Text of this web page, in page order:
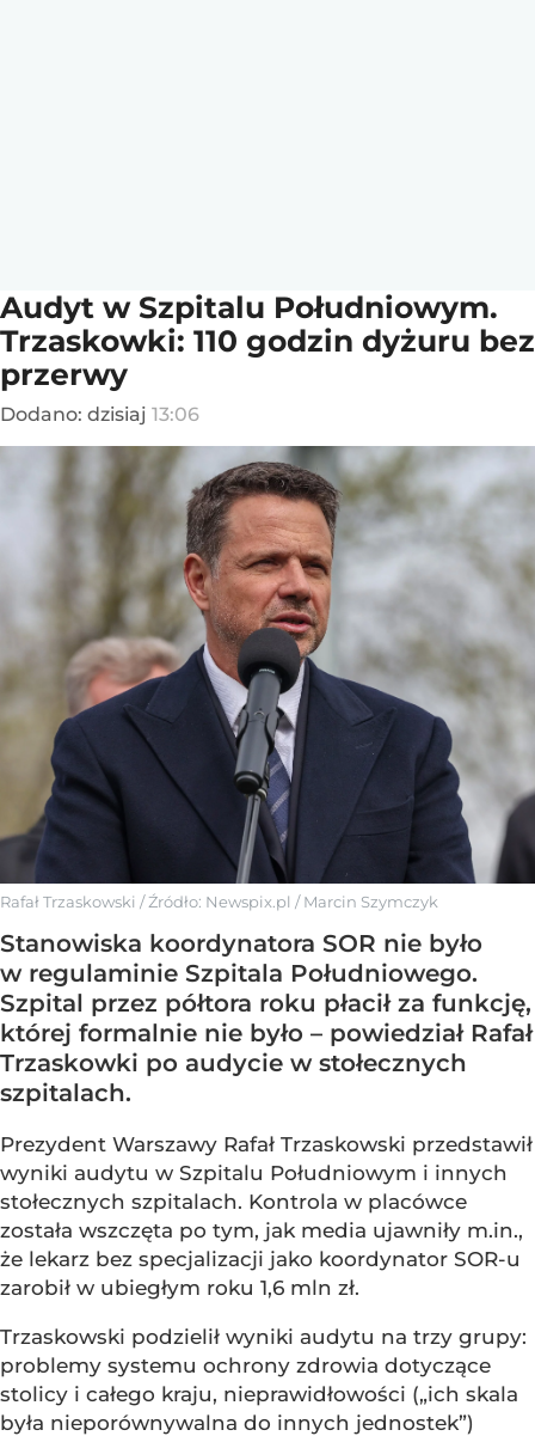
Audyt w Szpitalu Południowym.
Trzaskowki: 110 godzin dyżuru bez
przerwy
Dodano: dzisiaj 13:06
Rafał Trzaskowski / Źródło: Newspix.pl /Marcin Szymczyk
Stanowiska koordynatora SOR nie było
w regulaminie Szpitala Południowego.
Szpital przez półtora roku płacił za funkcję,
której formalnie nie było – powiedział Rafał
Trzaskowki po audycie w stołecznych
szpitalach.
Prezydent Warszawy Rafał Trzaskowski przedstawił
wyniki audytu w Szpitalu Południowym i innych
stołecznych szpitalach. Kontrola w placówce
została wszczęta po tym, jak media ujawniły m.in.,
że lekarz bez specjalizacji jako koordynator SOR-u
zarobił w ubiegłym roku 1,6 mln zł.
Trzaskowski podzielił wyniki audytu na trzy grupy:
problemy systemu ochrony zdrowia dotyczące
stolicy i całego kraju, nieprawidłowości („ich skala
była nieporównywalna do innych jednostek”)